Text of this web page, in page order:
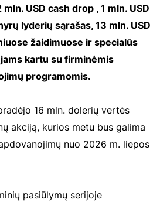
USD cash drop , 1 mln. USD
lyderių sąrašas, 13 mln. USD
žaidimuose ir specialūs
kartu su firminėmis
programomis.
16 mln. dolerių vertės
akciją, kurios metu bus galima
nuo 2026 m. liepos
pasiūlymų serijoje